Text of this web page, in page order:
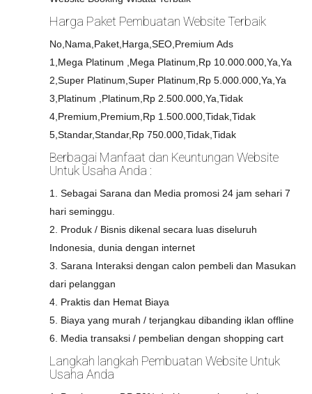
Harga Paket Pembuatan Website Terbaik
No,Nama,Paket,Harga,SEO,Premium Ads
1,Mega Platinum ,Mega Platinum,Rp 10.000.000,Ya,Ya
2,Super Platinum,Super Platinum,Rp 5.000.000,Ya,Ya
3,Platinum ,Platinum,Rp 2.500.000,Ya,Tidak
4,Premium,Premium,Rp 1.500.000,Tidak,Tidak
5,Standar,Standar,Rp 750.000,Tidak,Tidak
Berbagai Manfaat dan Keuntungan Website
Untuk Usaha Anda :
1. Sebagai Sarana dan Media promosi 24 jam sehari 7
hari seminggu.
2. Produk / Bisnis dikenal secara luas diseluruh
Indonesia, dunia dengan internet
3. Sarana Interaksi dengan calon pembeli dan Masukan
dari pelanggan
4. Praktis dan Hemat Biaya
5. Biaya yang murah / terjangkau dibanding iklan offline
6. Media transaksi / pembelian dengan shopping cart
Langkah langkah Pembuatan Website Untuk
Usaha Anda